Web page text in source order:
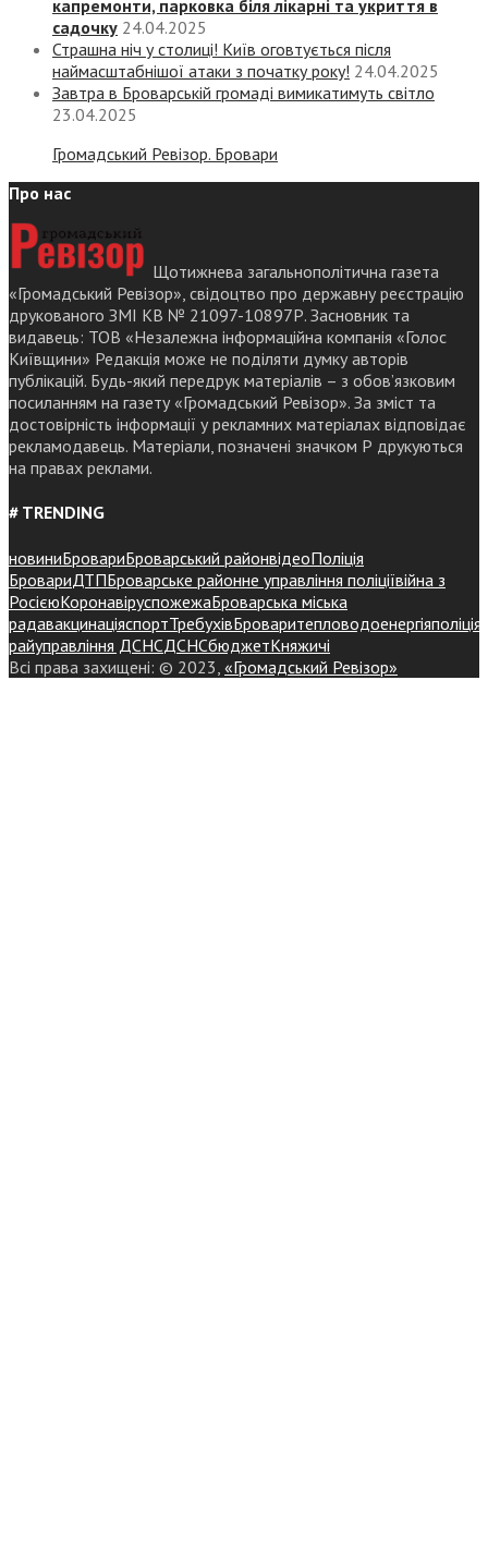
капремонти, парковка біля лікарні та укриття в
садочку 24.04.2025
Страшна ніч у столиці! Київ оговтується після
наймасштабнішої атаки з початку року! 24.04.2025
Завтра в Броварській громаді вимикатимуть світло
23.04.2025
Громадський Ревізор. Бровари
Про нас
Щотижнева загальнополітична газета
«Громадський Ревізор», свідоцтво про державну реєстрацію
друкованого ЗМІ КВ № 21097-10897Р. Засновник та
видавець: ТОВ «Незалежна інформаційна компанія «Голос
Київщини» Редакція може не поділяти думку авторів
публікацій. Будь-який передрук матеріалів – з обов’язковим
посиланням на газету «Громадський Ревізор». За зміст та
достовірність інформації у рекламних матеріалах відповідає
рекламодавець. Матеріали, позначені значком Р друкуються
на правах реклами.
# TRENDING
новиниБровариБроварський районвідеоПоліція
БровариДТПБроварське районне управління поліціївійна з
РосієюКоронавіруспожежаБроварська міська
радавакцинаціяспортТребухівБроваритепловодоенергіяполіція
райуправління ДСНСДСНСбюджетКняжичі
Всі права захищені: © 2023, «Громадський Ревізор»